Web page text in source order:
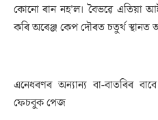
কোনো ৰান নহ’ল। বৈভৱে এতিয়া
কৰি অৰেঞ্জ কেপ দৌৰত চতুৰ্থ স্থানত
এনেধৰণৰ অন্যান্য বা-বাতৰিৰ
ফেচবুক পেজ